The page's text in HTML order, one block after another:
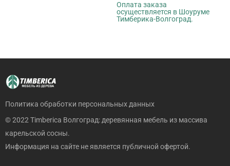
Оплата заказа
осуществляется в Шоуруме
Тимберика-Волгоград.
Политика обработки персональных данных
© 2022 Timberica Волгоград: деревянная мебель из массива
карельской сосны.
Информация на сайте не является публичной офертой.